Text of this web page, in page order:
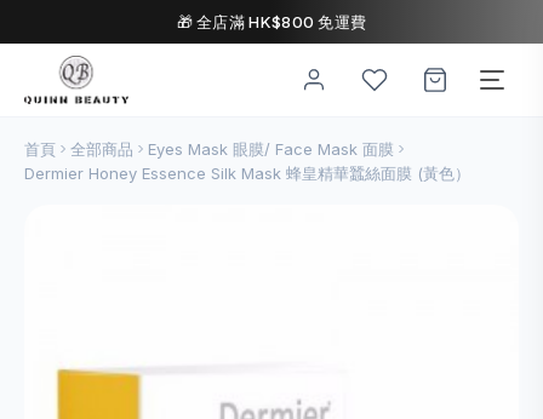
🎁 全店滿 HK$800 免運費
首頁 全部商品
Eyes Mask 眼膜/ Face Mask 面膜
Dermier Honey Essence Silk Mask 蜂皇精華蠶絲面膜 (黃色）